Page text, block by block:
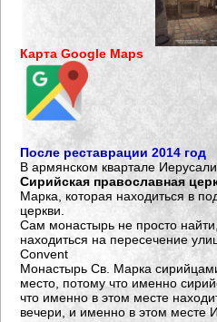
Карта Google Maps
После реставрации 2014 год
В армянском квартале
Сирийская православная
Марка, которая находиться в
церкви.
Сам монастырь не просто
находиться на пересечение
Convent
Монастырь Св. Марка
место, потому что именно
что именно в этом месте
вечери, и именно в этом месте